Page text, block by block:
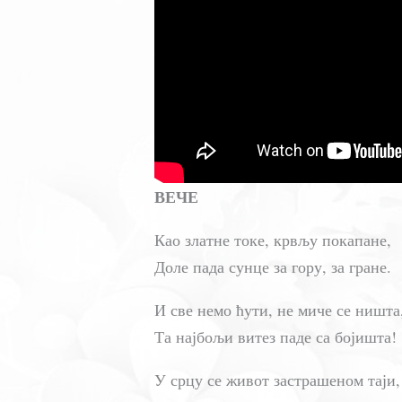
ВЕЧЕ
Као златне токе, крвљу покапане,
Доле пада сунце за гору, за гране.
И све немо ћути, не миче се
Та најбољи витез паде са бојишта!
У срцу се живот застрашеном таји,